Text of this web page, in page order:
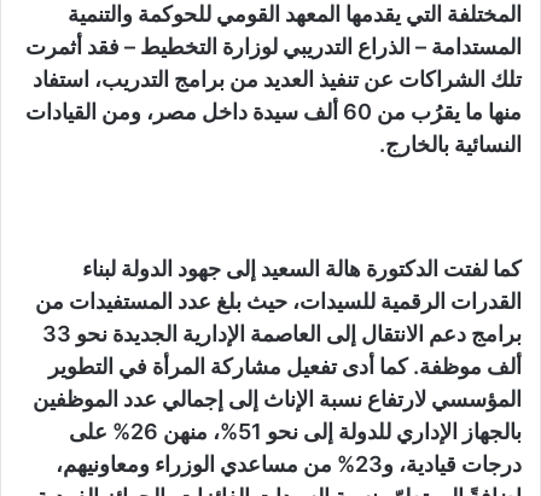
المختلفة التي يقدمها المعهد القومي للحوكمة والتنمية
المستدامة – الذراع التدريبي لوزارة التخطيط – فقد أثمرت
تلك الشراكات عن تنفيذ العديد من برامج التدريب، استفاد
منها ما يقرُب من 60 ألف سيدة داخل مصر، ومن القيادات
النسائية بالخارج.
كما لفتت الدكتورة هالة السعيد إلى جهود الدولة لبناء
القدرات الرقمية للسيدات، حيث بلغ عدد المستفيدات من
برامج دعم الانتقال إلى العاصمة الإدارية الجديدة نحو 33
ألف موظفة. كما أدى تفعيل مشاركة المرأة في التطوير
المؤسسي لارتفاع نسبة الإناث إلى إجمالي عدد الموظفين
بالجهاز الإداري للدولة إلى نحو 51%، منهن 26% على
درجات قيادية، و23% من مساعدي الوزراء ومعاونيهم،